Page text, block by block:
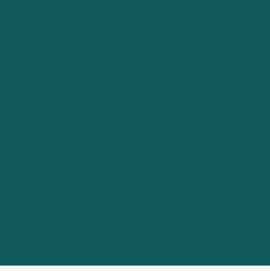
België (NL)
Ελλάδα